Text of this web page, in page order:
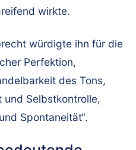
wirkte.
würdigte ihn für die
Perfektion,
des Tons,
und Selbstkontrolle,
Spontaneität“.